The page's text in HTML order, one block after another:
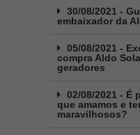
30/08/2021 -
embaixador da
05/08/2021 -
compra Aldo
geradores
02/08/2021 - É
que amamos e
maravilhosos?